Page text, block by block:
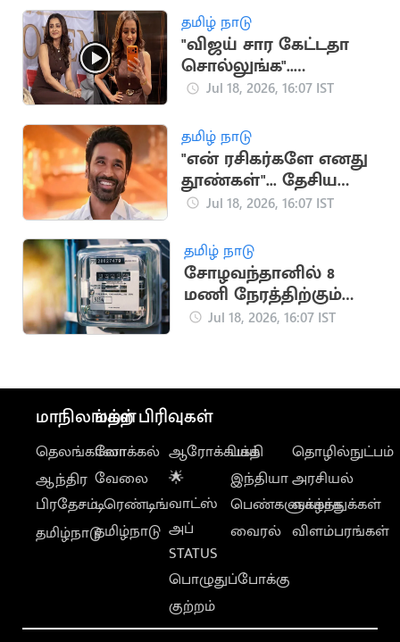
ஸ்ரீநாத்
தமிழ் நாடு
"விஜய் சார கேட்டதா
சொல்லுங்க"..
திரிஷாவை நோக்கி
ரசிகர்கள்
Jul 18, 2026, 16:07 IST
தமிழ் நாடு
"என் ரசிகர்களே எனது
தூண்கள்"... தேசிய
விருதுக்கு தனுஷ்
Jul 18, 2026, 16:07 IST
தமிழ் நாடு
சோழவந்தானில் 8
மணி நேரத்திற்கும்
மேலாக மின்தடை..
Jul 18, 2026, 16:07 IST
மாநிலங்கள்
தெலங்கானா
ஆந்திர
பிரதேசம்
தமிழ்நாடு
மற்ற பிரிவுகள்
லோக்கல்
வேலை
டிரெண்டிங்
தமிழ்நாடு
ஆரோக்கியம்
🌟
வாட்ஸ்
அப்
STATUS
பொழுதுப்போக்கு
குற்றம்
பக்தி
இந்தியா
பெண்களுக்காக
வைரல்
தொழில்நுட்பம்
அரசியல்
வாழ்த்துக்கள்
விளம்பரங்கள்